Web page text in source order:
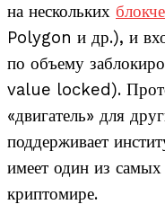
на нескольких
Polygon и др.), и
по объему
value locked).
«двигатель» для
поддерживает
имеет один из
криптомире.